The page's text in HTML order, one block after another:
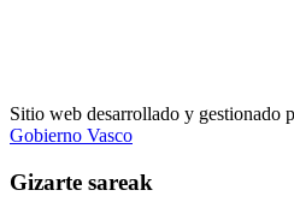
Sitio web desarrollado y gestionado
Gobierno Vasco
Gizarte sareak